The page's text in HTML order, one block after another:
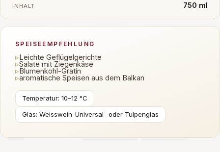
INHALT 750 ml
SPEISEEMPFEHLUNG
▹Leichte Geflügelgerichte
▹Salate mit Ziegenkäse
▹Blumenkohl-Gratin
▹aromatische Speisen aus dem Balkan
Temperatur: 10–12 °C
Glas: Weisswein-Universal- oder Tulpenglas